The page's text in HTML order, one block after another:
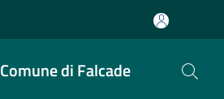
Comune di Falcade